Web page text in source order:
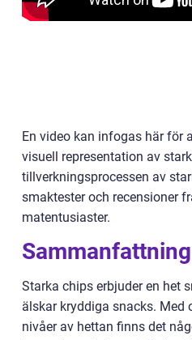
En video kan infogas här för
visuell representation av
tillverkningsprocessen av
smaktester och recensioner
matentusiaster.
Sammanfattning
Starka chips erbjuder en het
älskar kryddiga snacks. Med
nivåer av hettan finns det